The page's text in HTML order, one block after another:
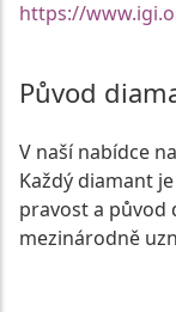
https://
Původ
V naší nabídce
Každý diamant
pravost a
mezinárodně